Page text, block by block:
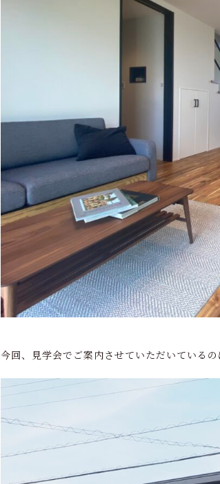
今回、見学会でご案内させていただいている